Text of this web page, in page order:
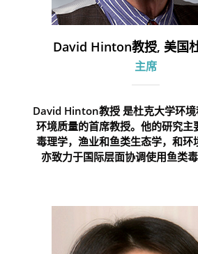
David Hinton教授, 美国
主席
David Hinton教授 是杜克大学环
环境质量的首席教授。他的研究主
毒理学，渔业和鱼类生态学，和环
亦致力于国际层面协调使用鱼类